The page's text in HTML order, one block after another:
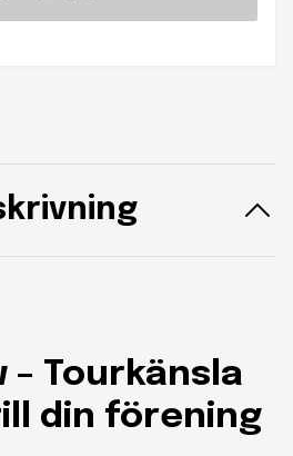
– Tourkänsla
din förening